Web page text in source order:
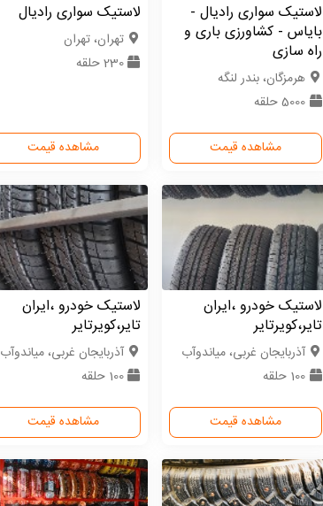
لاستیک سواری رادیال -
بایاس - کشاورزی باری و
راه سازی
هرمزگان، بندر لنگه
5000 حلقه
مشاهده قیمت
لاستیک سواری رادیال
تهران، تهران
230 حلقه
مشاهده قیمت
لاستیک خودرو ،ایران
تایر،کویرتایر
آذربایجان غربی، میاندوآب
100 حلقه
مشاهده قیمت
لاستیک خودرو ،ایران
تایر،کویرتایر
آذربایجان غربی، میاندوآب
100 حلقه
مشاهده قیمت